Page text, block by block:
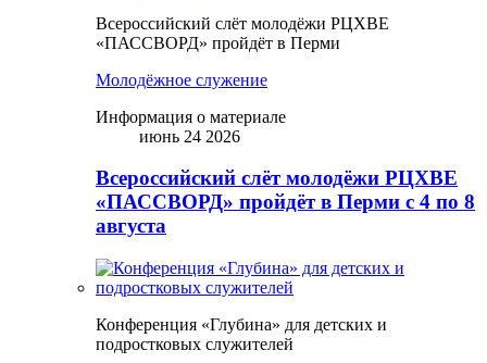
Всероссийский слёт молодёжи РЦХВЕ
«ПАССВОРД» пройдёт в Перми
Молодёжное служение
Информация о материале
июнь 24 2026
Всероссийский слёт молодёжи РЦХВЕ
«ПАССВОРД» пройдёт в Перми с 4 по 8
августа
Конференция «Глубина» для детских и
подростковых служителей